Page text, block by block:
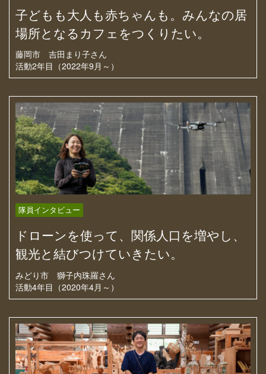
子どもも大人も赤ちゃんも。みんなの居
場所となるカフェをつくりたい。
藤岡市 吉田まり子さん
活動2年目（2022年9月～）
隊員インタビュー
ドローンを使って、関係人口を増やし、
観光と結びつけていきたい。
みどり市 獅子内珠羅さん
活動4年目（2020年4月～）